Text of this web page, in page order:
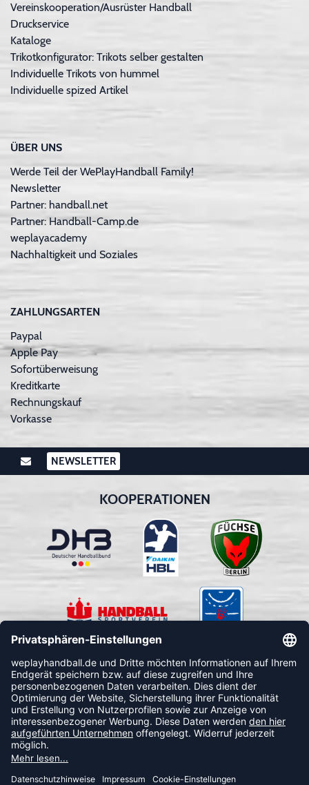
Vereinskooperation/Ausrüster Handball
Druckservice
Kataloge
Trikotkonfigurator: Trikots selber gestalten
Individuelle Trikots von hummel
Individuelle spized Artikel
ÜBER UNS
Werde Teil der WePlayHandball Family!
Newsletter
Partner: handball.net
Partner: Handball-Camp.de
weplayacademy
Nachhaltigkeit und Soziales
ZAHLUNGSARTEN
Paypal
Apple Pay
Sofortüberweisung
Kreditkarte
Rechnungskauf
Vorkasse
NEWSLETTER
KOOPERATIONEN
FOLLOW US